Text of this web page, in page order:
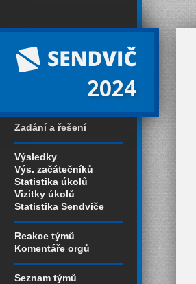
2024
Zadání a řešení
Výsledky
Výs. začátečníků
Statistika úkolů
Vizitky úkolů
Statistika Sendviče
Reakce týmů
Komentáře orgů
Seznam týmů